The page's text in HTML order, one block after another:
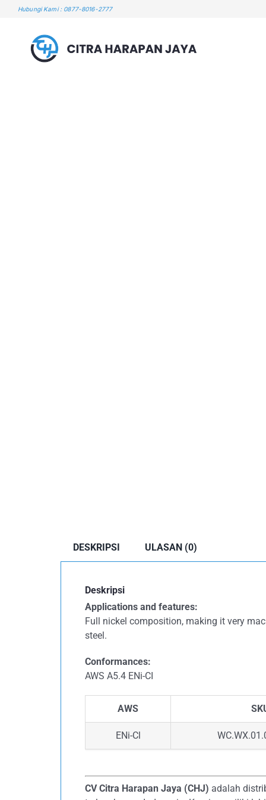
Hubungi Kami : 0877-8016-2777
DESKRIPSI ULASAN (0)
Deskripsi
Applications and features:
Full nickel composition, making it very
steel.
Conformances:
AWS A5.4 ENi-CI
AWS
ENi-Cl
CV Citra Harapan Jaya (CHJ) adalah